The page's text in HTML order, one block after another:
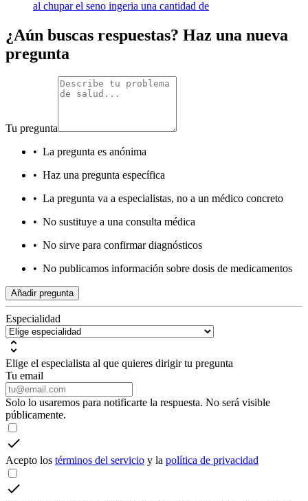
al chupar el seno ingeria una cantidad de
¿Aún buscas respuestas? Haz una nueva
pregunta
Tu pregunta
• La pregunta es anónima
• Haz una pregunta específica
• La pregunta va a especialistas, no a un médico concreto
• No sustituye a una consulta médica
• No sirve para confirmar diagnósticos
• No publicamos información sobre dosis de medicamentos
Añadir pregunta
Especialidad
Elige el especialista al que quieres dirigir tu pregunta
Tu email
Solo lo usaremos para notificarte la respuesta. No será visible
públicamente.
Acepto los términos del servicio y la política de privacidad